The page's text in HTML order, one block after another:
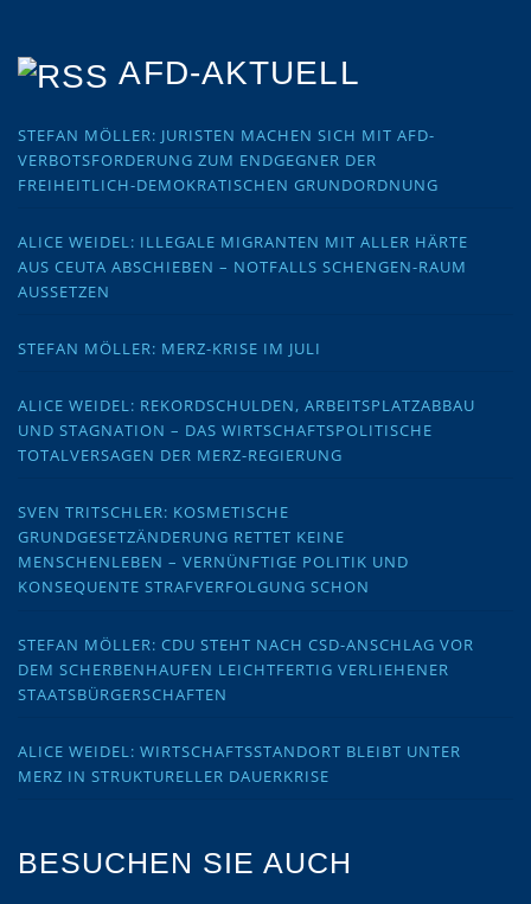
AFD-AKTUELL
STEFAN MÖLLER: JURISTEN MACHEN SICH MIT AFD-
VERBOTSFORDERUNG ZUM ENDGEGNER DER
FREIHEITLICH-DEMOKRATISCHEN GRUNDORDNUNG
ALICE WEIDEL: ILLEGALE MIGRANTEN MIT ALLER HÄRTE
AUS CEUTA ABSCHIEBEN – NOTFALLS SCHENGEN-RAUM
AUSSETZEN
STEFAN MÖLLER: MERZ-KRISE IM JULI
ALICE WEIDEL: REKORDSCHULDEN, ARBEITSPLATZABBAU
UND STAGNATION – DAS WIRTSCHAFTSPOLITISCHE
TOTALVERSAGEN DER MERZ-REGIERUNG
SVEN TRITSCHLER: KOSMETISCHE
GRUNDGESETZÄNDERUNG RETTET KEINE
MENSCHENLEBEN – VERNÜNFTIGE POLITIK UND
KONSEQUENTE STRAFVERFOLGUNG SCHON
STEFAN MÖLLER: CDU STEHT NACH CSD-ANSCHLAG VOR
DEM SCHERBENHAUFEN LEICHTFERTIG VERLIEHENER
STAATSBÜRGERSCHAFTEN
ALICE WEIDEL: WIRTSCHAFTSSTANDORT BLEIBT UNTER
MERZ IN STRUKTURELLER DAUERKRISE
BESUCHEN SIE AUCH